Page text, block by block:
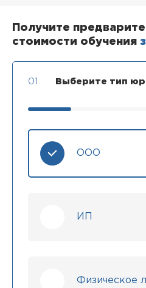
Получите
стоимости обучения
01. Выберите тип
ООО
ИП
Физическое